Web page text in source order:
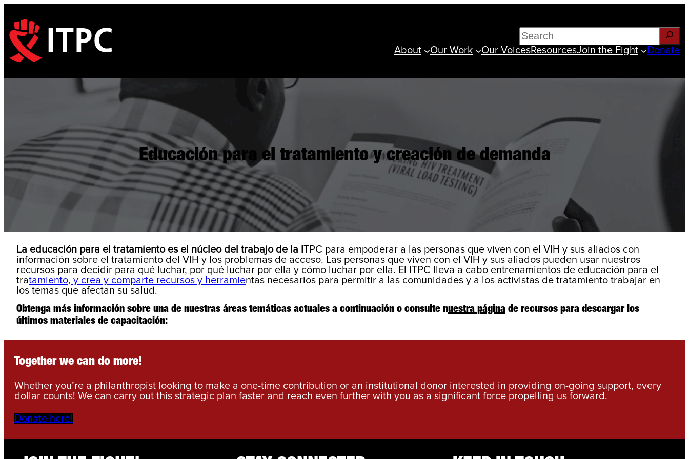
Search
About
Our Work Our VoicesResourcesJoin the Fight Donate
Educación para el tratamiento y creación de demanda
La educación para el tratamiento es el núcleo del trabajo de la I TPC para empoderar a las personas que viven con el VIH y sus aliados con
información sobre el tratamiento del VIH y los problemas de acceso. Las personas que viven con el VIH y sus aliados pueden usar nuestros
recursos para decidir para qué luchar, por qué luchar por ella y cómo luchar por ella. El ITPC lleva a cabo entrenamientos de educación para el
tratamiento, y crea y comparte recursos y herramientas necesarios para permitir a las comunidades y a los activistas de tratamiento trabajar en
los temas que afectan su salud.
Obtenga más información sobre una de nuestras áreas temáticas actuales a continuación o consulte nuestra página de recursos para descargar los
últimos materiales de capacitación:
Together we can do more!
Whether you’re a philanthropist looking to make a one-time contribution or an institutional donor interested in providing on-going support, every
dollar counts! We can carry out this strategic plan faster and reach even further with you as a significant force propelling us forward.
Donate here!